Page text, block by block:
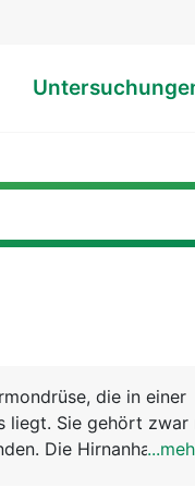
die in einer
liegt. Sie gehört zwar
Die